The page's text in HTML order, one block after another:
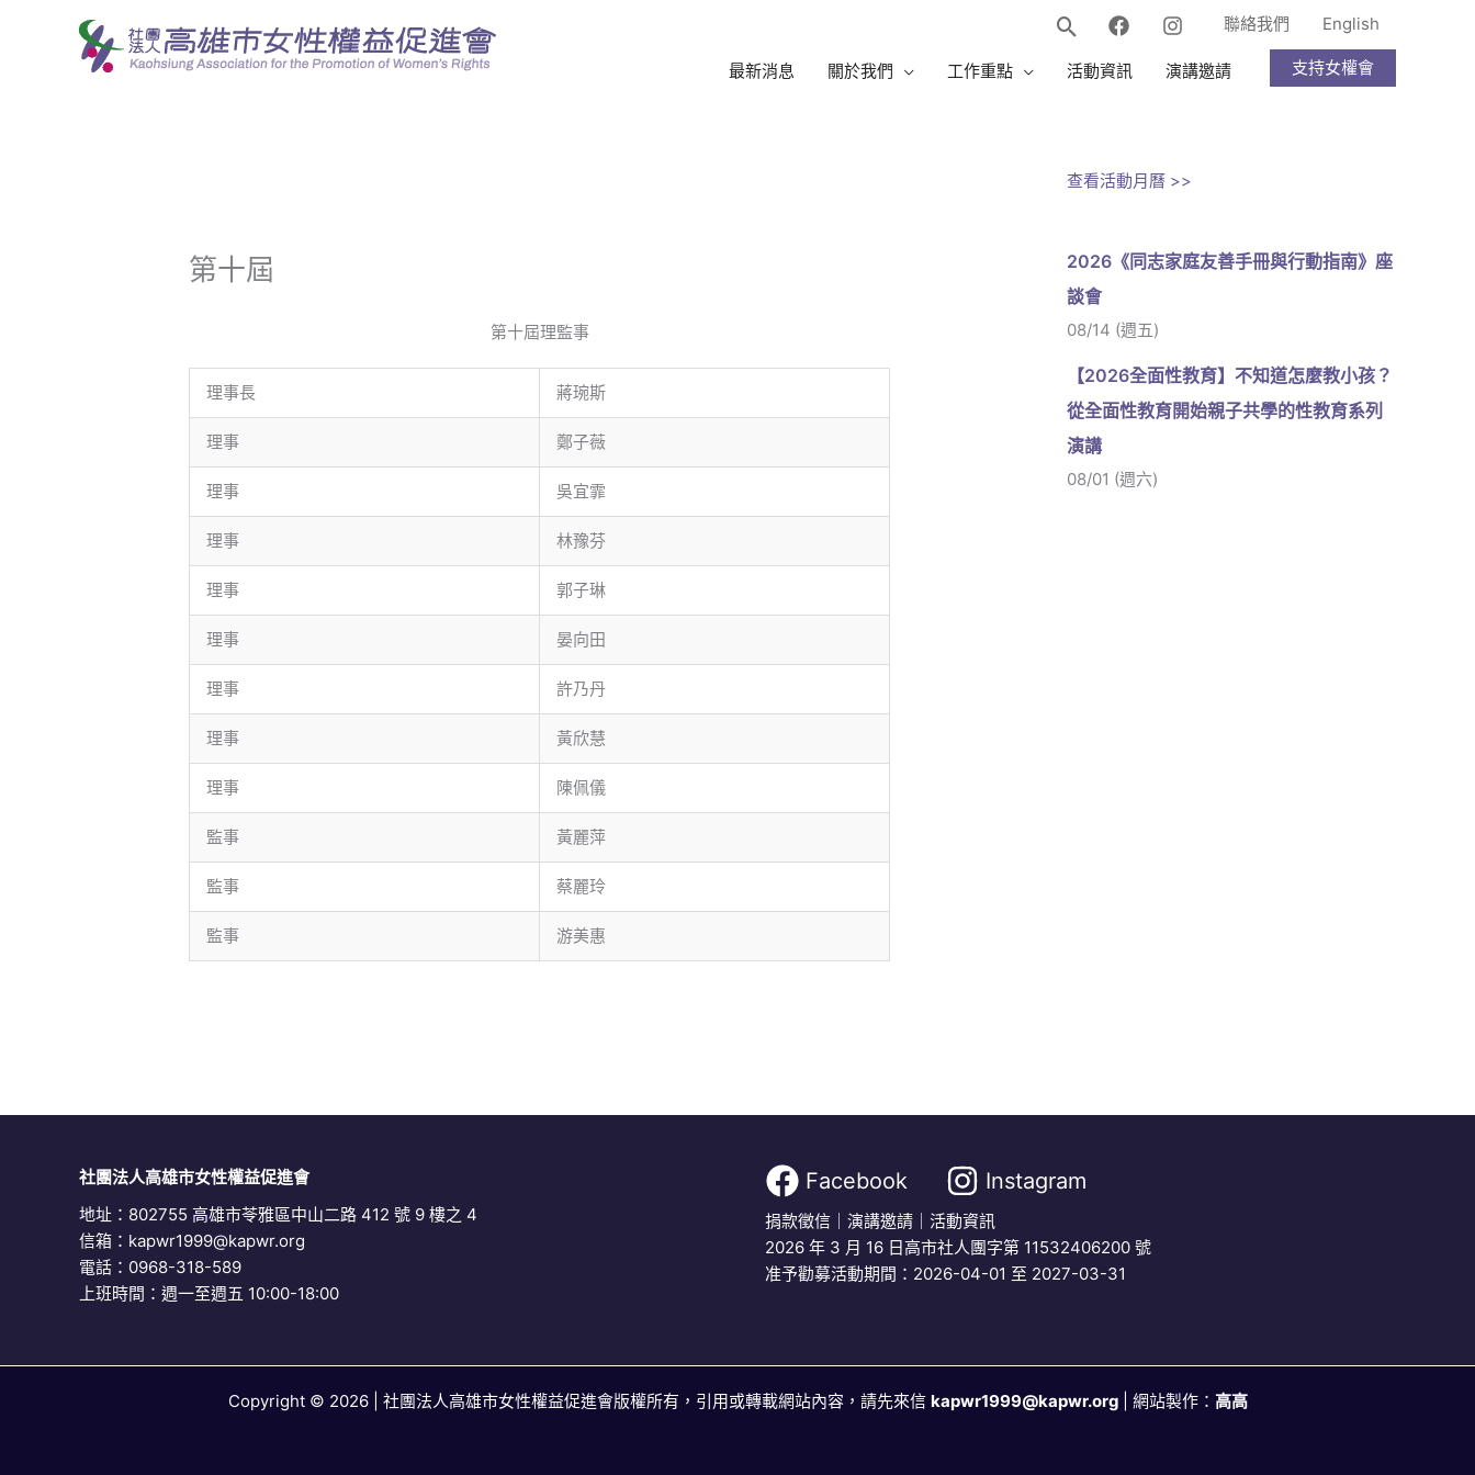
聯絡我們 English
最新消息 關於我們 工作重點 活動資訊 演講邀請 支持女權會
第十屆
第十屆理監事
理事長 蔣琬斯
理事 鄭子薇
理事 吳宜霏
理事 林豫芬
理事 郭子琳
理事 晏向田
理事 許乃丹
理事 黃欣慧
理事 陳佩儀
監事 黃麗萍
監事 蔡麗玲
監事 游美惠
查看活動月曆 >>
2026《同志家庭友善手冊與行動指南》座
談會
08/14 (週五)
【2026全面性教育】不知道怎麼教小孩？
從全面性教育開始親子共學的性教育系列
演講
08/01 (週六)
社團法人高雄市女性權益促進會
地址：802755 高雄市苓雅區中山二路 412 號 9 樓之 4
信箱： kapwr1999@kapwr.org
電話：0968-318-589
上班時間：週一至週五 10:00-18:00
Facebook Instagram
捐款徵信 演講邀請
活動資訊
2026 年 3 月 16 日高市社人團字第 11532406200 號
准予勸募活動期間：2026-04-01 至 2027-03-31
Copyright © 2026 | 社團法人高雄市女性權益促進會版權所有，引用或轉載網站內容，請先來信 kapwr1999@kapwr.org | 網站製作： 高高